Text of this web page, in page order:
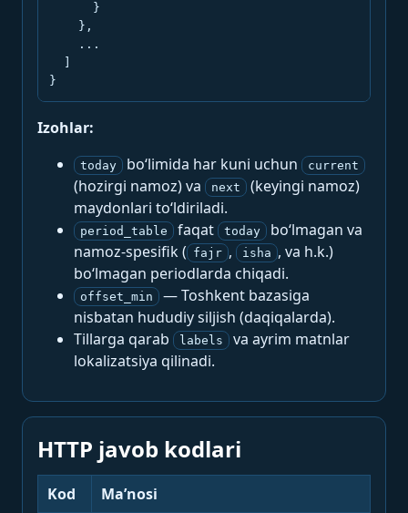
      }
    },
    ...
}
Izohlar:
today bo‘limida har kuni uchun current
(hozirgi namoz) va next
(keyingi namoz)
maydonlari to‘ldiriladi.
period_table faqat today
bo‘lmagan va
namoz-spesifik ( fajr , isha , va h.k.)
bo‘lmagan periodlarda chiqadi.
offset_min
— Toshkent bazasiga
nisbatan hududiy siljish (daqiqalarda).
Tillarga qarab
labels
va ayrim matnlar
lokalizatsiya qilinadi.
HTTP javob kodlari
Kod Ma’nosi